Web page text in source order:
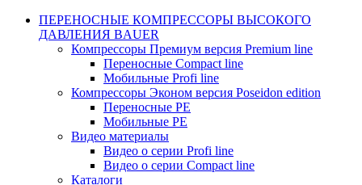
ПЕРЕНОСНЫЕ КОМПРЕССОРЫ ВЫСОКОГО
ДАВЛЕНИЯ BAUER
Компрессоры Премиум версия Premium line
Переносные Compact line
Мобильные Profi line
Компрессоры Эконом версия Poseidon edition
Переносные PE
Мобильные PE
Видео материалы
Видео о серии Profi line
Видео о серии Compact line
Каталоги